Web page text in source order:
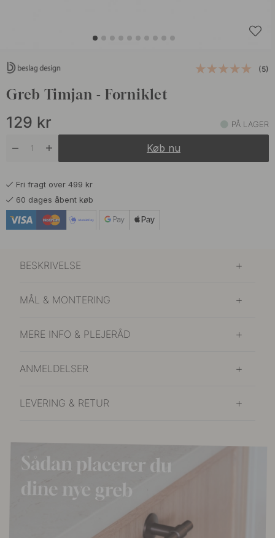
(5)
Greb Timjan - Forniklet
129 kr PÅ LAGER
Køb nu
Fri fragt over 499 kr
60 dages åbent køb
BESKRIVELSE
MÅL & MONTERING
MERE INFO & PLEJERÅD
ANMELDELSER
LEVERING & RETUR